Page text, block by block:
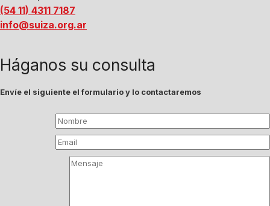
(54 11) 4311 7187
info@suiza.org.ar
Háganos su consulta
Envíe el siguiente el formulario y lo contactaremos